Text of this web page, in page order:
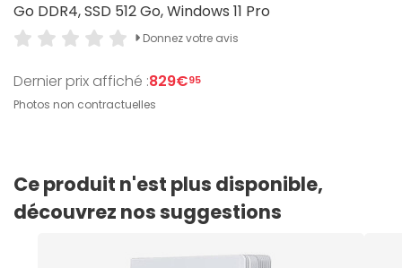
Go DDR4, SSD 512 Go, Windows 11 Pro
Donnez votre avis
Dernier prix affiché :829€95
Photos non contractuelles
Ce produit n'est plus disponible,
découvrez nos suggestions